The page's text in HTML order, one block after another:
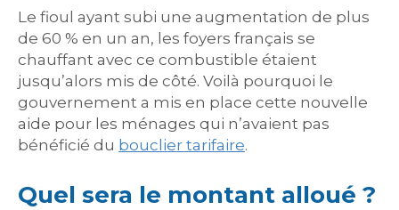
Le fioul ayant subi une augmentation de plus
de 60 % en un an, les foyers français se
chauffant avec ce combustible étaient
jusqu’alors mis de côté. Voilà pourquoi le
gouvernement a mis en place cette nouvelle
aide pour les ménages qui n’avaient pas
bénéficié du bouclier tarifaire.
Quel sera le montant alloué ?